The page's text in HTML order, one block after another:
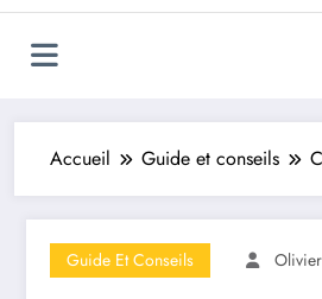
Accueil Guide et conseils
Guide Et Conseils Olivier